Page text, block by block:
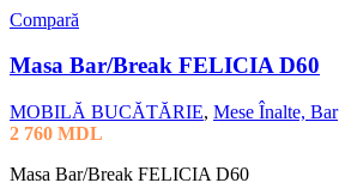
Compară
Masa Bar/Break FELICIA D60
MOBILĂ BUCĂTĂRIE, Mese Înalte, Bar
2 760 MDL
Masa Bar/Break FELICIA D60